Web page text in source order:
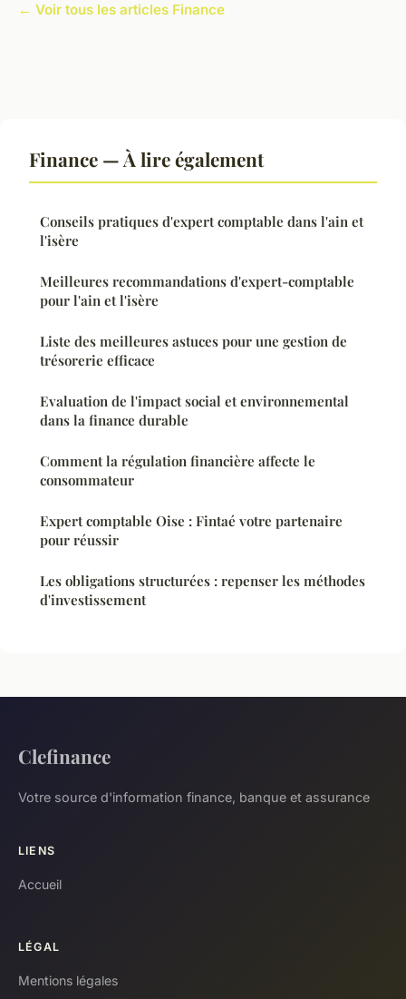
← Voir tous les articles Finance
Finance — À lire également
Conseils pratiques d'expert comptable dans l'ain et
l'isère
Meilleures recommandations d'expert-comptable
pour l'ain et l'isère
Liste des meilleures astuces pour une gestion de
trésorerie efficace
Evaluation de l'impact social et environnemental
dans la finance durable
Comment la régulation financière affecte le
consommateur
Expert comptable Oise : Fintaé votre partenaire
pour réussir
Les obligations structurées : repenser les méthodes
d'investissement
Clefinance
Votre source d'information finance, banque et assurance
LIENS
Accueil
LÉGAL
Mentions légales